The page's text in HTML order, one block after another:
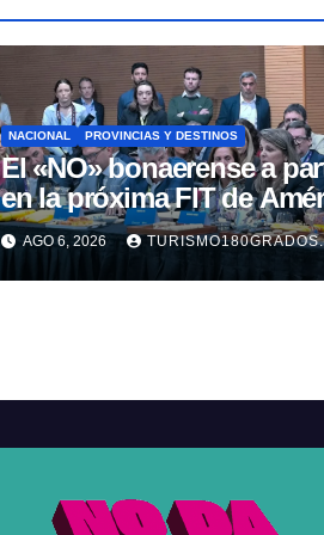
NACIONAL PROVINCIAS Y DESTINOS
El «NO» bonaerense a
en la próxima FIT de
Latina
AGO 6, 2026